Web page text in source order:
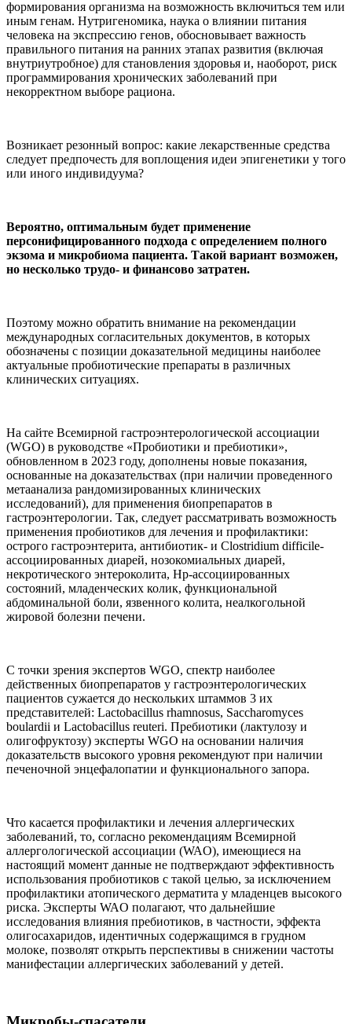
формирования организма на возможность включиться тем или
иным генам. Нутригеномика, наука о влиянии питания
человека на экспрессию генов, обосновывает важность
правильного питания на ранних этапах развития (включая
внутриутробное) для становления здоровья и, наоборот, риск
программирования хронических заболеваний при
некорректном выборе рациона.
Возникает резонный вопрос: какие лекарственные средства
следует предпочесть для воплощения идеи эпигенетики у того
или иного индивидуума?
Вероятно, оптимальным будет применение
персонифицированного подхода с определением полного
экзома и микробиома пациента. Такой вариант возможен,
но несколько трудо- и финансово затратен.
Поэтому можно обратить внимание на рекомендации
международных согласительных документов, в которых
обозначены с позиции доказательной медицины наиболее
актуальные пробиотические препараты в различных
клинических ситуациях.
На сайте Всемирной гастроэнтерологической ассоциации
(WGO) в руководстве «Пробиотики и пребиотики»,
обновленном в 2023 году, дополнены новые показания,
основанные на доказательствах (при наличии проведенного
метаанализа рандомизированных клинических
исследований), для применения биопрепаратов в
гастроэнтерологии. Так, следует рассматривать возможность
применения пробиотиков для лечения и профилактики:
острого гастроэнтерита, антибиотик- и Clostridium difficile-
ассоциированных диарей, нозокомиальных диарей,
некротического энтероколита, Hp-ассоциированных
состояний, младенческих колик, функциональной
абдоминальной боли, язвенного колита, неалкогольной
жировой болезни печени.
С точки зрения экспертов WGO, спектр наиболее
действенных биопрепаратов у гастроэнтерологических
пациентов сужается до нескольких штаммов 3 их
представителей: Lactobacillus rhamnosus, Saccharomyces
bоulardii и Lactobacillus reuteri. Пребиотики (лактулозу и
олигофруктозу) эксперты WGO на основании наличия
доказательств высокого уровня рекомендуют при наличии
печеночной энцефалопатии и функционального запора.
Что касается профилактики и лечения аллергических
заболеваний, то, согласно рекомендациям Всемирной
аллергологической ассоциации (WAO), имеющиеся на
настоящий момент данные не подтверждают эффективность
использования пробиотиков с такой целью, за исключением
профилактики атопического дерматита у младенцев высокого
риска. Эксперты WAO полагают, что дальнейшие
исследования влияния пребиотиков, в частности, эффекта
олигосахаридов, идентичных содержащимся в грудном
молоке, позволят открыть перспективы в снижении частоты
манифестации аллергических заболеваний у детей.